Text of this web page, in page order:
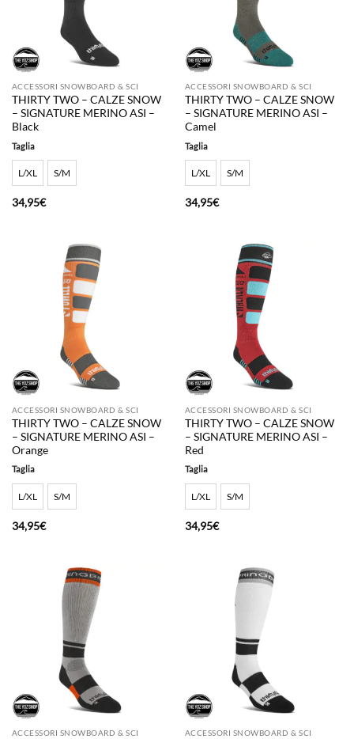
ACCESSORI SNOWBOARD & SCI
THIRTY TWO – CALZE SNOW
– SIGNATURE MERINO ASI –
Black
Taglia
L/XL S/M
34,95€
ACCESSORI SNOWBOARD & SCI
THIRTY TWO – CALZE SNOW
– SIGNATURE MERINO ASI –
Camel
Taglia
L/XL S/M
34,95€
ACCESSORI SNOWBOARD & SCI
THIRTY TWO – CALZE SNOW
– SIGNATURE MERINO ASI –
Orange
Taglia
L/XL S/M
34,95€
ACCESSORI SNOWBOARD & SCI
THIRTY TWO – CALZE SNOW
– SIGNATURE MERINO ASI –
Red
Taglia
L/XL S/M
34,95€
ACCESSORI SNOWBOARD & SCI ACCESSORI SNOWBOARD & SCI